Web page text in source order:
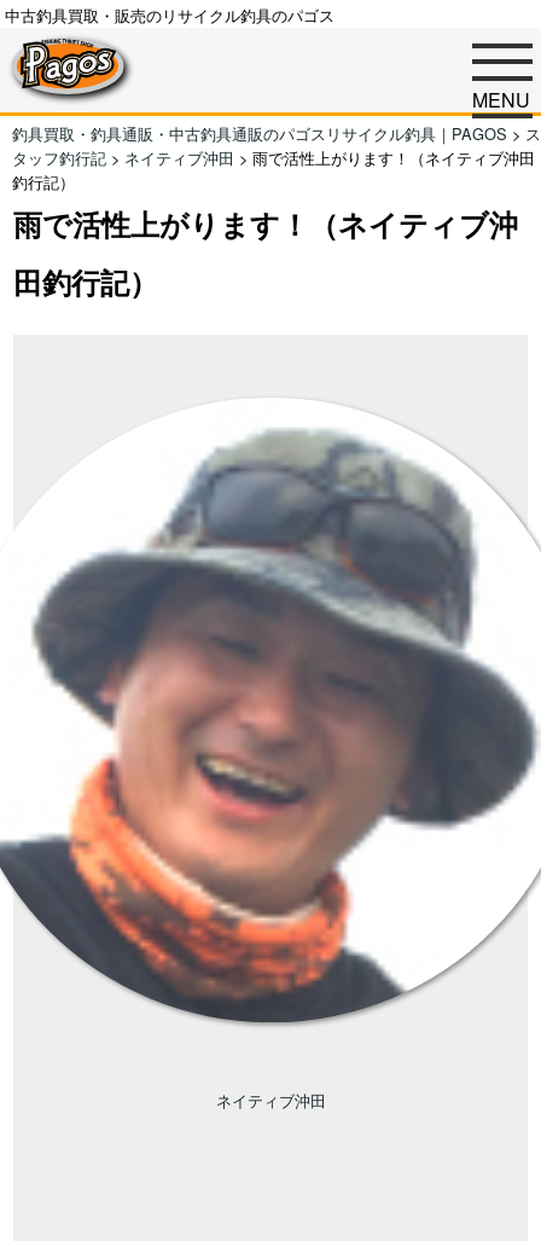
中古釣具買取・販売のリサイクル釣具のパゴス
MENU
釣具買取・釣具通販・中古釣具通販のパゴスリサイクル釣具｜PAGOS > ス
タッフ釣行記 > ネイティブ沖田 > 雨で活性上がります！（ネイティブ沖田
釣行記）
雨で活性上がります！（ネイティブ沖
田釣行記）
ネイティブ沖田